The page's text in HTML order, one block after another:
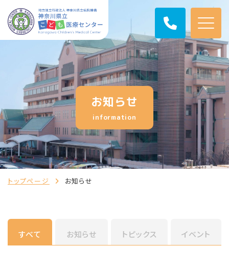
お知らせ
information
トップページ お知らせ
すべて お知らせ トピックス イベント